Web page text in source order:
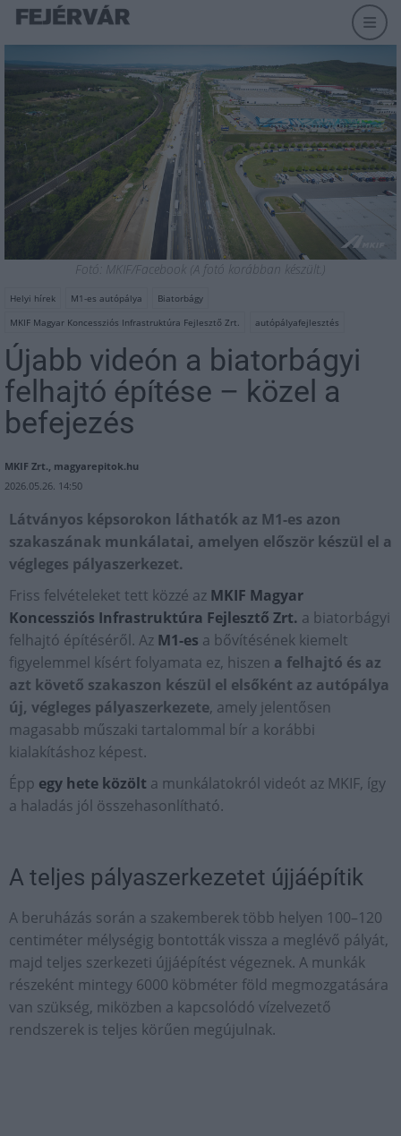
Fotó: MKIF/Facebook (A fotó korábban készült.)
Helyi hírek M1-es autópálya
Biatorbágy
MKIF Magyar Koncessziós Infrastruktúra Fejlesztő Zrt.
autópályafejlesztés
Újabb videón a biatorbágyi
felhajtó építése – közel a
befejezés
MKIF Zrt., magyarepitok.hu
2026.05.26. 14:50
Látványos képsorokon láthatók az M1-es azon
szakaszának munkálatai, amelyen először készül el a
végleges pályaszerkezet.
Friss felvételeket tett közzé az MKIF Magyar
Koncessziós Infrastruktúra Fejlesztő Zrt. a biatorbágyi
felhajtó építéséről. Az M1-es a bővítésének kiemelt
figyelemmel kísért folyamata ez, hiszen a felhajtó és az
azt követő szakaszon készül el elsőként az autópálya
új, végleges pályaszerkezete, amely jelentősen
magasabb műszaki tartalommal bír a korábbi
kialakításhoz képest.
Épp egy hete közölt a munkálatokról videót az MKIF, így
a haladás jól összehasonlítható.
A teljes pályaszerkezetet újjáépítik
A beruházás során a szakemberek több helyen 100–120
centiméter mélységig bontották vissza a meglévő pályát,
majd teljes szerkezeti újjáépítést végeznek. A munkák
részeként mintegy 6000 köbméter föld megmozgatására
van szükség, miközben a kapcsolódó vízelvezető
rendszerek is teljes körűen megújulnak.